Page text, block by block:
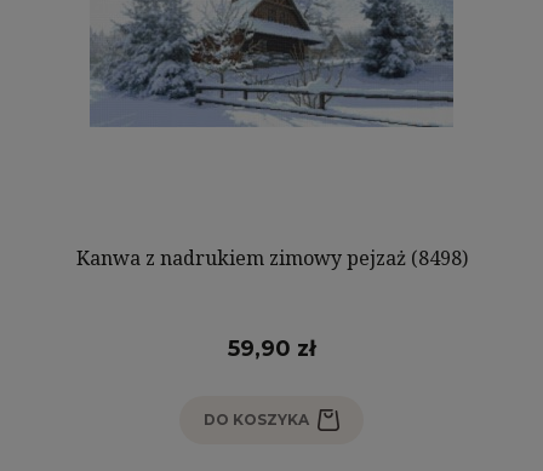
Kanwa z nadrukiem zimowy pejzaż (8498)
59,90 zł
DO KOSZYKA